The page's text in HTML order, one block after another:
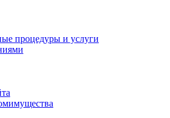
процедуры и услуги